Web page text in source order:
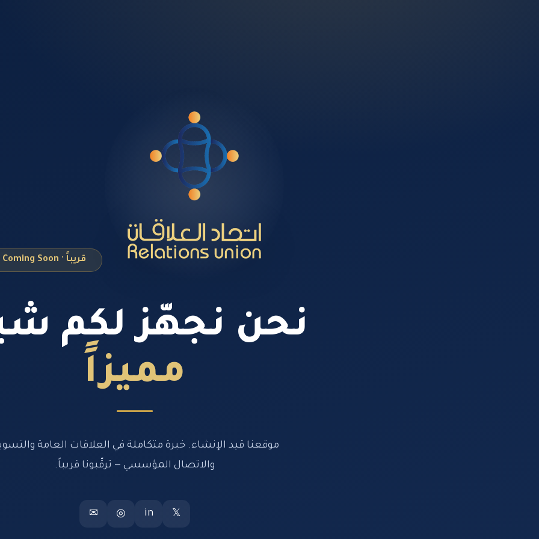
قريباً · Coming Soon
نحن نجهّز لكم
مميزاً
موقعنا قيد الإنشاء. خبرة متكاملة في العلاقات العامة
والاتصال المؤسسي — ترقّبونا قريباً.
𝕏
in
◎
✉